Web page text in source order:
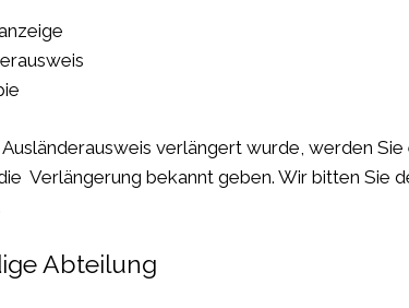
verlängert wurde, werden
Verlängerung bekannt geben. Wir bitten Sie
Abteilung